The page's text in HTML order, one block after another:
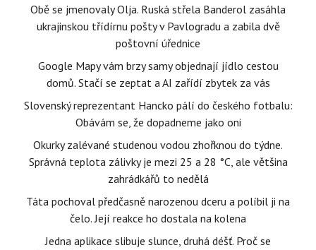
Obě se jmenovaly Olja. Ruská střela Banderol zasáhla
ukrajinskou třídírnu pošty v Pavlogradu a zabila dvě
poštovní úřednice
Google Mapy vám brzy samy objednají jídlo cestou
domů. Stačí se zeptat a AI zařídí zbytek za vás
Slovenský reprezentant Hancko pálí do českého fotbalu:
Obávám se, že dopadneme jako oni
Okurky zalévané studenou vodou zhořknou do týdne.
Správná teplota zálivky je mezi 25 a 28 °C, ale většina
zahrádkářů to nedělá
Táta pochoval předčasně narozenou dceru a políbil ji na
čelo. Její reakce ho dostala na kolena
Jedna aplikace slibuje slunce, druhá déšť. Proč se